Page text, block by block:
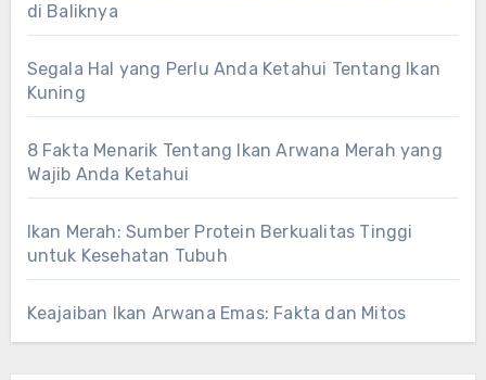
di Baliknya
Segala Hal yang Perlu Anda Ketahui Tentang Ikan
Kuning
8 Fakta Menarik Tentang Ikan Arwana Merah yang
Wajib Anda Ketahui
Ikan Merah: Sumber Protein Berkualitas Tinggi
untuk Kesehatan Tubuh
Keajaiban Ikan Arwana Emas: Fakta dan Mitos